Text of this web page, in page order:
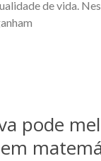
de vida.
pode